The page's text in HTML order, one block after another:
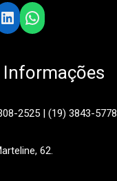
LinkedIn
WhatsApp
Informações
2525 | (19) 3843-5778
62.